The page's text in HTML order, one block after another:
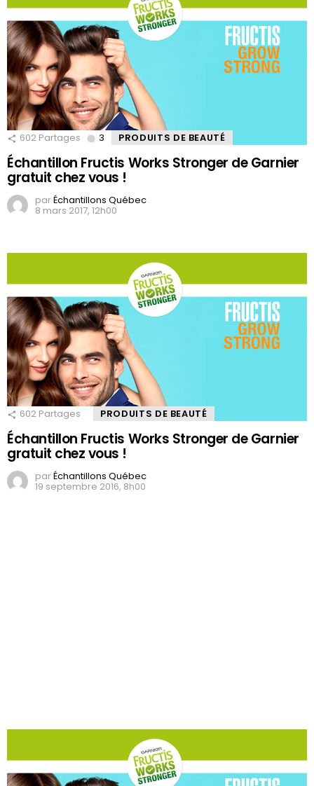
602 Partages 3 Comments
PRODUITS DE BEAUTÉ
Échantillon Fructis Works Stronger de Garnier
gratuit chez vous !
parÉchantillons Québec
8 mars 2017, 12h00
602 Partages PRODUITS DE BEAUTÉ
Échantillon Fructis Works Stronger de Garnier
gratuit chez vous !
parÉchantillons Québec
19 septembre 2016, 8h00